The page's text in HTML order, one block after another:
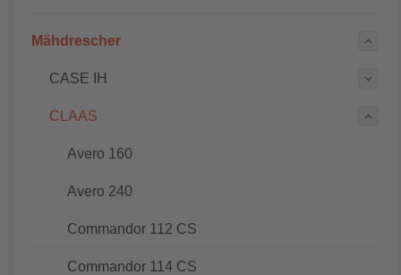
Mähdrescher
CASE IH
CLAAS
Avero 160
Avero 240
Commandor 112 CS
Commandor 114 CS